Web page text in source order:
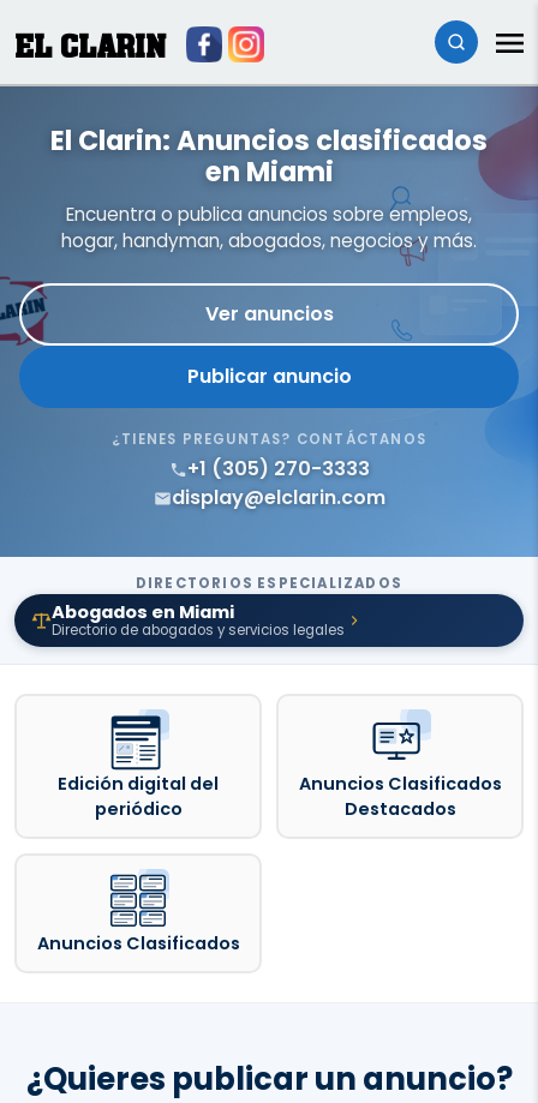
EL CLARIN
El Clarin: Anuncios clasificados
en Miami
Encuentra o publica anuncios sobre empleos,
hogar, handyman, abogados, negocios y más.
Ver anuncios
Publicar anuncio
¿TIENES PREGUNTAS? CONTÁCTANOS
+1 (305) 270-3333
display@elclarin.com
DIRECTORIOS ESPECIALIZADOS
Abogados en Miami
Directorio de abogados y servicios legales
Edición digital del
periódico
Anuncios Clasificados
Destacados
Anuncios Clasificados
¿Quieres publicar un anuncio?